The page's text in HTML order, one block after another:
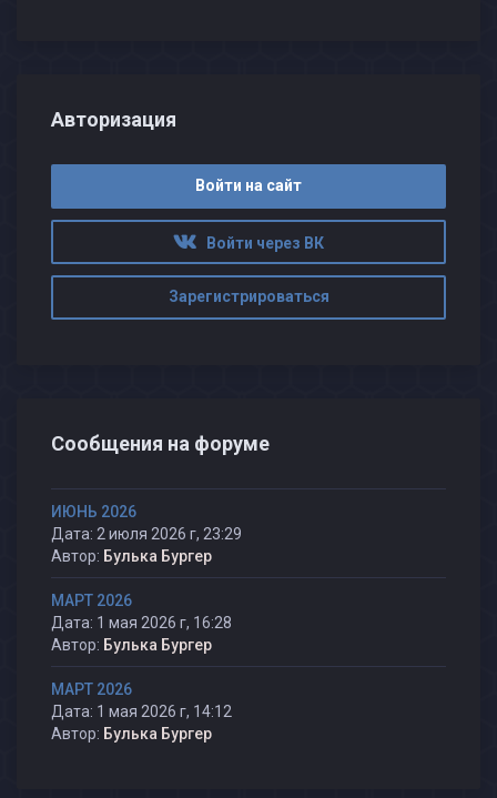
Авторизация
Войти на сайт
Войти через ВК
Зарегистрироваться
Сообщения на форуме
ИЮНЬ 2026
Дата: 2 июля 2026 г, 23:29
Автор: Булька Бургер
МАРТ 2026
Дата: 1 мая 2026 г, 16:28
Автор: Булька Бургер
МАРТ 2026
Дата: 1 мая 2026 г, 14:12
Автор: Булька Бургер